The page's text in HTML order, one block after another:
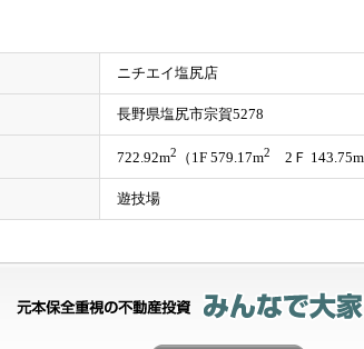
ニチエイ塩尻店
長野県塩尻市宗賀5278
722.92m2 （1F 579.17m2 2Ｆ 143.75m
遊技場